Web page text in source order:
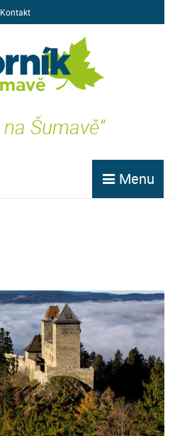
Kontakt
na Šumavě“
Menu